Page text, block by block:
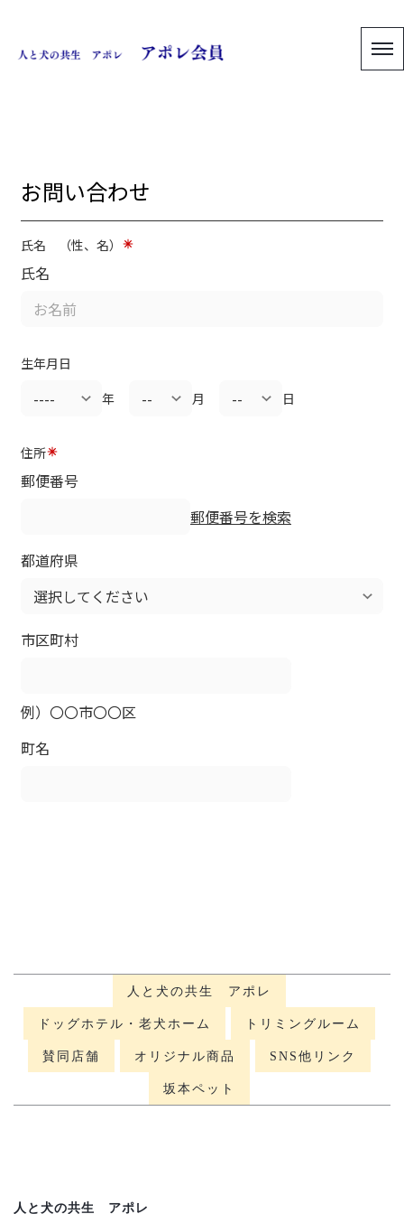
人と犬の共生 アポレ
ドッグホテル・老犬ホーム トリミングルーム
賛同店舗 オリジナル商品 SNS他リンク
坂本ペット
人と犬の共生 アポレ